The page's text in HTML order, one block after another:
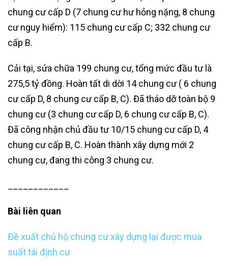
chung cư cấp D (7 chung cư hư hỏng nặng, 8 chung
cư nguy hiểm): 115 chung cư cấp C; 332 chung cư
cấp B.
Cải tại, sửa chữa 199 chung cư, tổng mức đầu tư là
275,5 tỷ đồng. Hoàn tất di dời 14 chung cư ( 6 chung
cư cấp D, 8 chung cư cấp B, C). Đã tháo dỡ toàn bộ 9
chung cư (3 chung cư cấp D, 6 chung cư cấp B, C).
Đã công nhận chủ đầu tư 10/15 chung cư cấp D, 4
chung cư cấp B, C. Hoàn thành xây dựng mới 2
chung cư, đang thi công 3 chung cư.
Bài liên quan
Đề xuất chủ hộ chung cư xây dựng lại được mua
suất tái định cư